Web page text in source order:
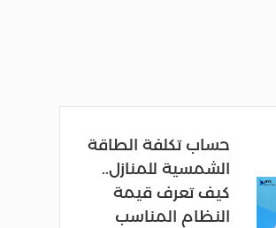
حساب تكلفة الطاقة
الشمسية للمنازل..
كيف تعرف قيمة
النظام المناسب